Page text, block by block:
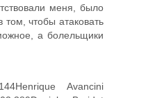
меня, было
чтобы атаковать
а болельщики
Avancini